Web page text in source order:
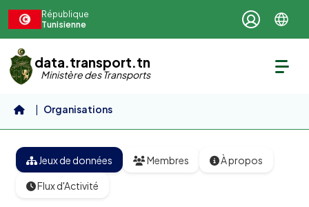
République
Tunisienne
data.transport.tn
Ministère des Transports
Organisations
Jeux de données Membres À propos
Flux d'Activité